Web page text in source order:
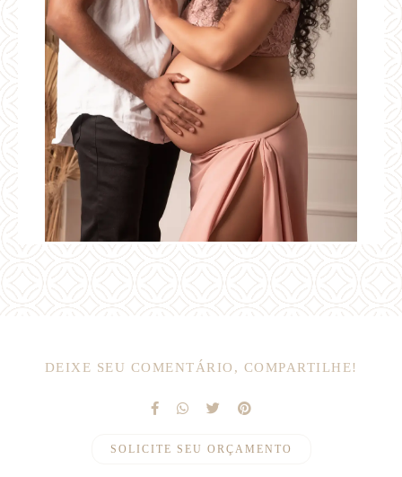
DEIXE SEU COMENTÁRIO, COMPARTILHE!
SOLICITE SEU ORÇAMENTO